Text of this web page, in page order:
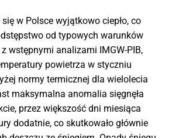
w Polsce wyjątkowo ciepło, co
od typowych warunków
wstępnymi analizami IMGW-PIB,
powietrza w styczniu
normy termicznej dla wielolecia
maksymalna anomalia sięgnęła
przez większość dni miesiąca
dodatnie, co skutkowało głównie